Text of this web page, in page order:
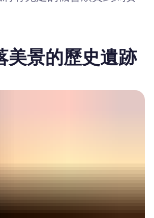
美景的歷史遺跡